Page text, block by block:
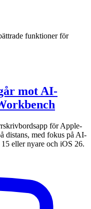
funktioner för
mot AI-
för Apple-
distans, med fokus på AI-
eller nyare och iOS 26.